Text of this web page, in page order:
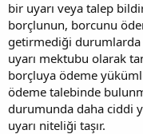
a
n
i
h
i
bir uyarı veya talep
borçlunun, borcunu
getirmediği durumlarda
uyarı mektubu olarak
borçluya ödeme
ödeme talebinde
durumunda daha ciddi
uyarı niteliği taşır.